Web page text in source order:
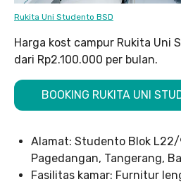
Rukita Uni Studento BSD
Harga kost campur Rukita Uni
dari Rp2.100.000 per bulan.
BOOKING RUKITA UNI
Alamat: Studento Blok L22/
Pagedangan, Tangerang,
Fasilitas kamar: Furnitur